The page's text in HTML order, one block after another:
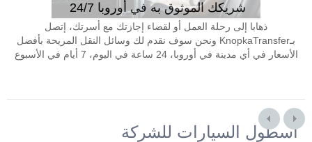
شريكك الموثوق به في أوروبا 24/7
ذهابا إلى رحلة العمل أو لقضاء إجازتك مع أسرتك، إتصل
بـKnopkaTransfer ونحن سوف نقدم لك وسائل النقل المريحة بأفضل
الأسعار في أي مدينة في أوروبا، 24 ساعة في اليوم، 7 أيام في الأسبوع
أسطول السيارات للشركة